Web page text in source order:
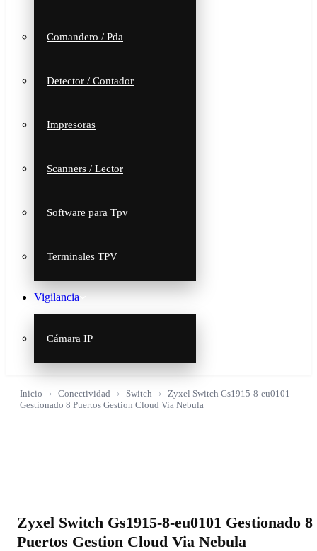
Comandero / Pda
Detector / Contador
Impresoras
Scanners / Lector
Software para Tpv
Terminales TPV
Vigilancia
Cámara IP
Inicio Conectividad Switch
Zyxel Switch Gs1915-8-eu0101
Gestionado 8 Puertos Gestion Cloud Via Nebula
Zyxel Switch Gs1915-8-eu0101 Gestionado 8
Puertos Gestion Cloud Via Nebula